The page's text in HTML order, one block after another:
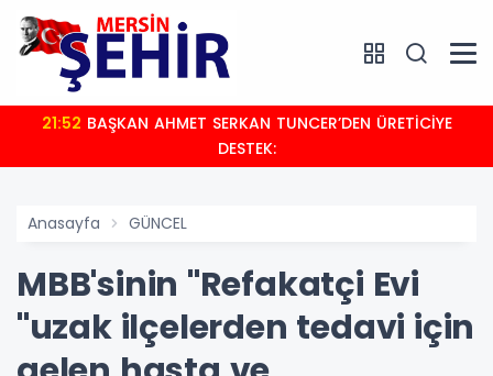
21:52
DESTEK:
Anasayfa GÜNCEL
MBB'sinin ''Refakatçi Evi
''uzak ilçelerden tedavi için